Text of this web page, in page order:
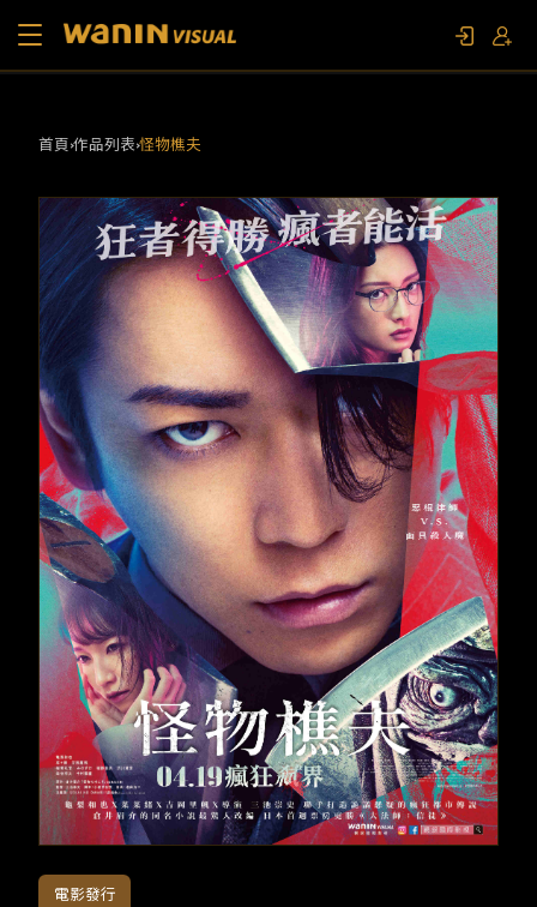
影視專題
聯繫我們
限定活動
TW EN JP KR
首頁 作品列表 怪物樵夫
電影發行